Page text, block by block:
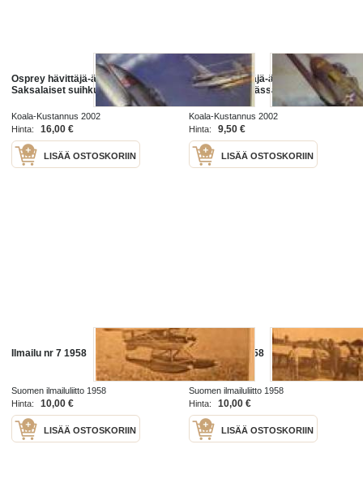
Osprey hävittäjä-ässät 6 -
Saksalaiset suihkuhävittäjä ässät
Koala-Kustannus 2002
Hinta:
16,00 €
LISÄÄ OSTOSKORIIN
Osprey hävittäjä-ässät 7 - Bell P-
39 Airacobra -ässät
Koala-Kustannus 2002
Hinta:
9,50 €
LISÄÄ OSTOSKORIIN
Ilmailu nr 7 1958
Suomen ilmailuliitto 1958
Hinta:
10,00 €
LISÄÄ OSTOSKORIIN
Ilmailu nr 9 1958
Suomen ilmailuliitto 1958
Hinta:
10,00 €
LISÄÄ OSTOSKORIIN